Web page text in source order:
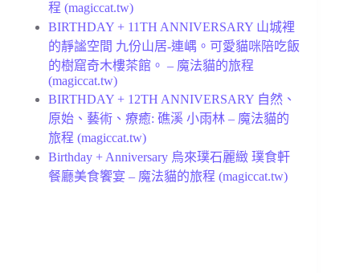
程 (magiccat.tw)
BIRTHDAY + 11TH ANNIVERSARY 山城裡
的靜謐空間 九份山居-連嵎。可愛貓咪陪吃飯
的樹窟奇木樓茶館。 – 魔法貓的旅程
(magiccat.tw)
BIRTHDAY + 12TH ANNIVERSARY 自然、
原始、藝術、療癒: 礁溪 小雨林 – 魔法貓的
旅程 (magiccat.tw)
Birthday + Anniversary 烏來璞石麗緻 璞食軒
餐廳美食饗宴 – 魔法貓的旅程 (magiccat.tw)